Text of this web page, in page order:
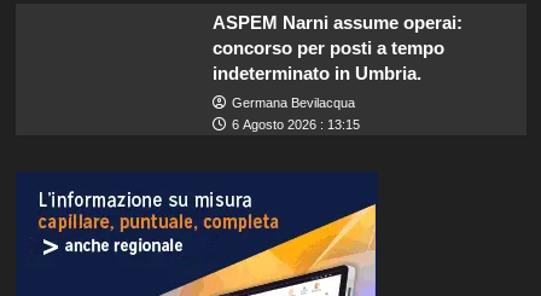
ASPEM Narni assume operai:
concorso per posti a tempo
indeterminato in Umbria.
Germana Bevilacqua
6 Agosto 2026 : 13:15